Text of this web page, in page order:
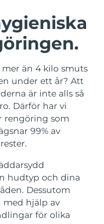
än 4 kilo smuts
under ett år? Att
är inte alls så
Därför har vi
rengöring som
99% av
hudtyp och dina
Dessutom
med hjälp av
för olika
massage
on-the-go
& lips
smoothing device
red light therapy
Munvård
toothbrush
sonic toothbrush
LED-behandlingar
NEW
Förväntad leverans 11/8/26
Förväntad leverans12/8/26
Förväntad leverans 17/8/26
Förväntad leverans14/8/26
Förväntad leverans
Förväntad leverans
Förväntad leverans15/8/26
Förväntad leverans15/8/26